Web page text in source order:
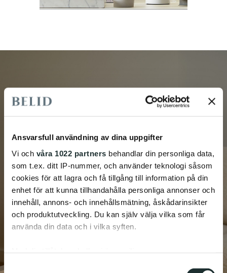
Ansvarsfull användning av dina uppgifter
Vi och våra 1022 partners behandlar din personliga data,
som t.ex. ditt IP-nummer, och använder teknologi såsom
cookies för att lagra och få tillgång till information på din
enhet för att kunna tillhandahålla personliga annonser och
innehåll, annons- och innehållsmätning, åskådarinsikter
och produktutveckling. Du kan själv välja vilka som får
använda din data och i vilka syften.
Samtyckesval